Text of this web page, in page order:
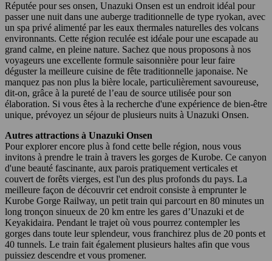
Réputée pour ses onsen, Unazuki Onsen est un endroit idéal pour
passer une nuit dans une auberge traditionnelle de type ryokan, avec
un spa privé alimenté par les eaux thermales naturelles des volcans
environnants. Cette région reculée est idéale pour une escapade au
grand calme, en pleine nature. Sachez que nous proposons à nos
voyageurs une excellente formule saisonnière pour leur faire
déguster la meilleure cuisine de fête traditionnelle japonaise. Ne
manquez pas non plus la bière locale, particulièrement savoureuse,
dit-on, grâce à la pureté de l’eau de source utilisée pour son
élaboration. Si vous êtes à la recherche d'une expérience de bien-être
unique, prévoyez un séjour de plusieurs nuits à Unazuki Onsen.
Autres attractions à Unazuki Onsen
Pour explorer encore plus à fond cette belle région, nous vous
invitons à prendre le train à travers les gorges de Kurobe. Ce canyon
d'une beauté fascinante, aux parois pratiquement verticales et
couvert de forêts vierges, est l'un des plus profonds du pays. La
meilleure façon de découvrir cet endroit consiste à emprunter le
Kurobe Gorge Railway, un petit train qui parcourt en 80 minutes un
long tronçon sinueux de 20 km entre les gares d’Unazuki et de
Keyakidaira. Pendant le trajet où vous pourrez contempler les
gorges dans toute leur splendeur, vous franchirez plus de 20 ponts et
40 tunnels. Le train fait également plusieurs haltes afin que vous
puissiez descendre et vous promener.